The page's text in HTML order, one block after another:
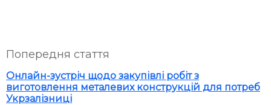
Попередня стаття
Онлайн-зустріч щодо закупівлі робіт з
виготовлення металевих конструкцій для потреб
Укрзалізниці